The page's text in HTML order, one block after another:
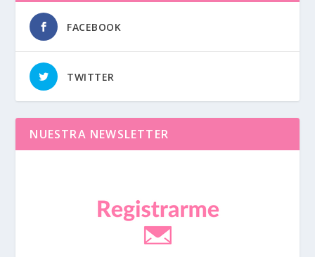
FACEBOOK
TWITTER
NUESTRA NEWSLETTER